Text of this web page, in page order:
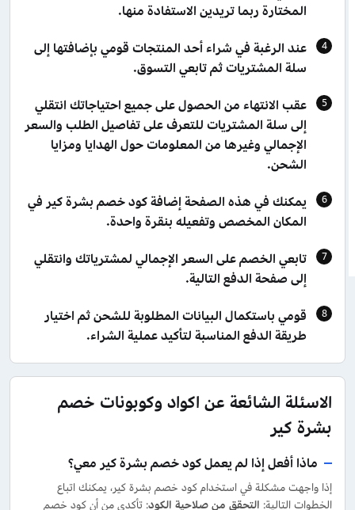
المختارة ربما تريدين الاستفادة منها.
عند الرغبة في شراء أحد المنتجات قومي بإضافتها إلى
سلة المشتريات ثم تابعي التسوق.
عقب الانتهاء من الحصول على جميع احتياجاتك انتقلي
إلى سلة المشتريات للتعرف على تفاصيل الطلب والسعر
الإجمالي وغيرها من المعلومات حول الهدايا ومزايا
الشحن.
يمكنك في هذه الصفحة إضافة كود خصم بشرة كير في
المكان المخصص وتفعيله بنقرة واحدة.
تابعي الخصم على السعر الإجمالي لمشترياتك وانتقلي
إلى صفحة الدفع التالية.
قومي باستكمال البيانات المطلوبة للشحن ثم اختيار
طريقة الدفع المناسبة لتأكيد عملية الشراء.
الاسئلة الشائعة عن اكواد وكوبونات خصم
بشرة كير
ماذا أفعل إذا لم يعمل كود خصم بشرة كير معي؟
إذا واجهت مشكلة في استخدام كود خصم بشرة كير، يمكنك اتباع
الخطوات التالية: التحقق من صلاحية الكود: تأكدي من أن كود خصم